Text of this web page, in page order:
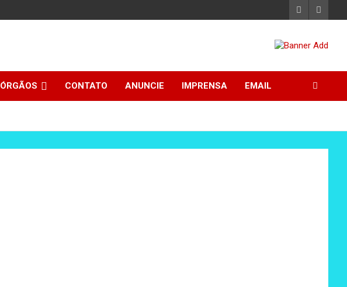
ÓRGÃOS CONTATO ANUNCIE IMPRENSA EMAIL